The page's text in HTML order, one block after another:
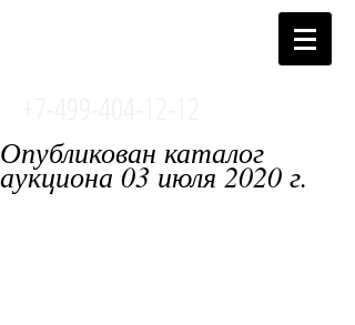
Опубликован каталог
аукциона 03 июля 2020 г.